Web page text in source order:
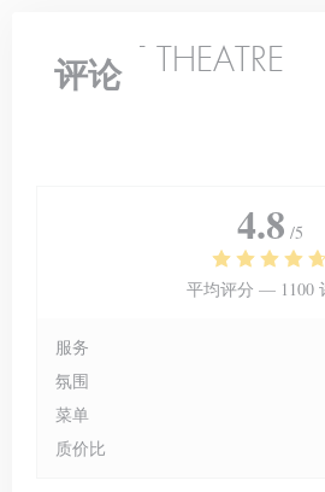
LE PETIT THEATRE
评论
4.8 /5
平均评分 — 1100
服务
氛围
菜单
质价比